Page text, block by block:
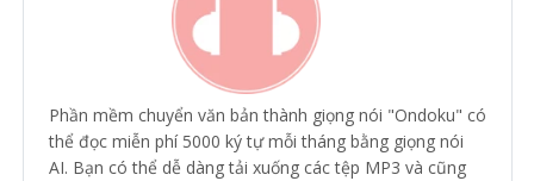
Phần mềm chuyển văn bản thành giọng nói "Ondoku" có
thể đọc miễn phí 5000 ký tự mỗi tháng bằng giọng nói
AI. Bạn có thể dễ dàng tải xuống các tệp MP3 và cũng